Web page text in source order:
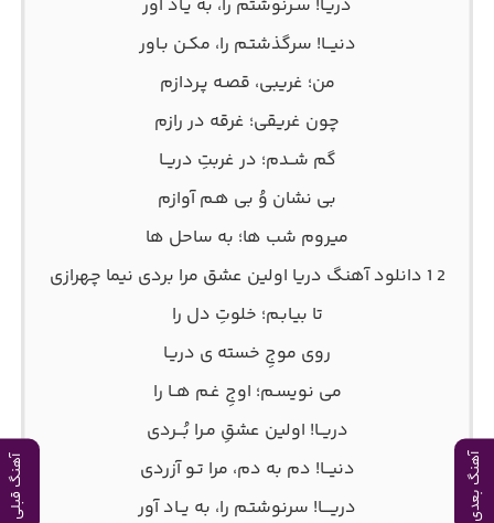
آهنگ بعدی آهنگ قبلی
دریـا! سـرنوشتم را، به یـاد آور
دنیـــا! سرگذشتـم را، مکـن بـاور
من؛ غریبی، قصـه پـردازم
چون غریقی؛ غرقه در رازم
گم شــدم؛ در غربتِ دریــا
بی نشان وُ بی هـم آوازم
میروم شب ها؛ به ساحل ها
2 1 دانلود آهنگ دریا اولین عشق مرا بردی نیما چهرازی
تا بیـابـم؛ خلوتِ دل را
روی موجِ خسته ی دریـا
می نویسـم؛ اوجِ غـم هــا را
دریــا! اولین عشقِ مـرا بُـــردی
دنیـــا! دم به دم، مرا تـو آزردی
دریــــا! سرنوشتـم را، به یــاد آور